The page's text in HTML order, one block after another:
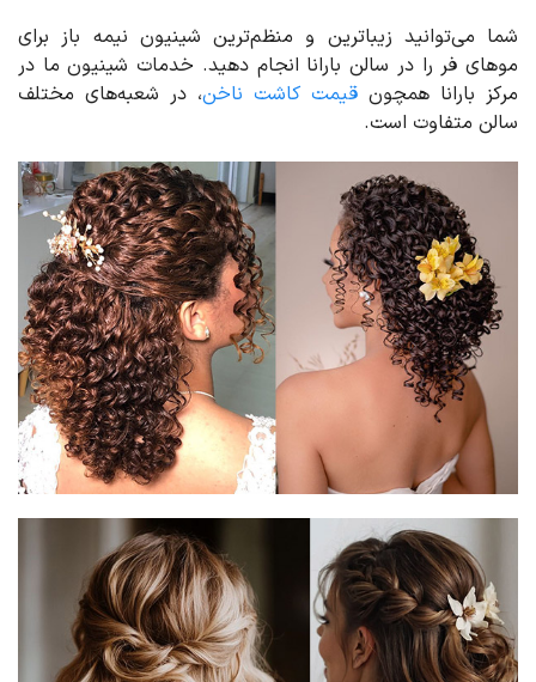
شما می‌توانید زیباترین و منظم‌ترین شینیون نیمه باز برای
موهای فر را در سالن بارانا انجام دهید. خدمات شینیون ما در
مرکز بارانا همچون قیمت کاشت ناخن، در شعبه‌های مختلف
سالن متفاوت است.